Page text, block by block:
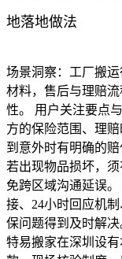
地落地做法
场景洞察：工厂搬
材料，售后与理赔
性。 用户关注要点
方的保险范围、理
到意外时有明确的
若出现物品损坏，
免跨区域沟通延误
接、24小时回应机
保问题得到及时解
特易搬家在深圳设